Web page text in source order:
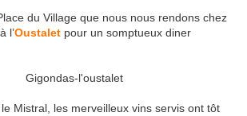
du Village que nous nous rendons chez
l’Oustalet pour un somptueux diner
Mistral, les merveilleux vins servis ont tôt